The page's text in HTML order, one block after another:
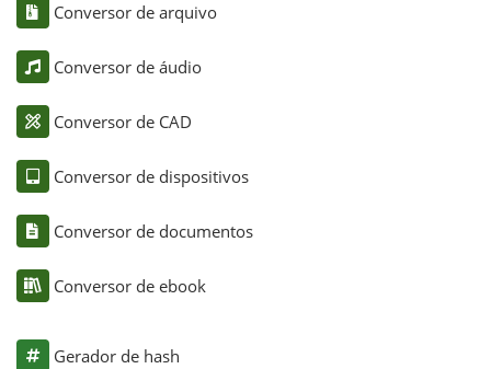
Conversor de arquivo
Conversor de áudio
Conversor de CAD
Conversor de dispositivos
Conversor de documentos
Conversor de ebook
Gerador de hash